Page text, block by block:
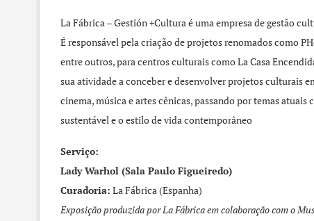
La Fábrica – Gestión +Cultura é uma empresa de gestão
É responsável pela criação de projetos renomados como
entre outros, para centros culturais como La Casa
sua atividade a conceber e desenvolver projetos culturais
cinema, música e artes cênicas, passando por temas
sustentável e o estilo de vida contemporâneo
Serviço:
Lady Warhol (Sala Paulo Figueiredo)
Curadoria: La Fábrica (Espanha)
Exposição produzida por La Fábrica em colaboração com o